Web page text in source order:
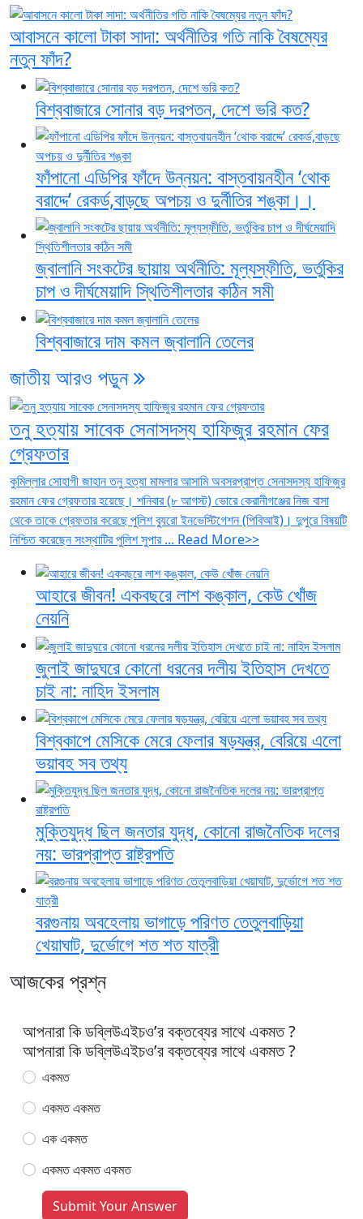
আবাসনে কালো টাকা সাদা: অর্থনীতির গতি নাকি বৈষম্যের
নতুন ফাঁদ?
বিশ্ববাজারে সোনার বড় দরপতন, দেশে ভরি কত?
ফাঁপানো এডিপির ফাঁদে উন্নয়ন: বাস্তবায়নহীন ‘থোক
বরাদ্দে’ রেকর্ড,বাড়ছে অপচয় ও দুর্নীতির শঙ্কা।।
জ্বালানি সংকটের ছায়ায় অর্থনীতি: মূল্যস্ফীতি, ভর্তুকির
চাপ ও দীর্ঘমেয়াদি স্থিতিশীলতার কঠিন সমী
বিশ্ববাজারে দাম কমল জ্বালানি তেলের
জাতীয় আরও পড়ুন
তনু হত্যায় সাবেক সেনাসদস্য হাফিজুর রহমান ফের
গ্রেফতার
কুমিল্লার সোহাগী জাহান তনু হত্যা মামলার আসামি অবসরপ্রাপ্ত সেনাসদস্য হাফিজুর
রহমান ফের গ্রেফতার হয়েছে। শনিবার (৮ আগস্ট) ভোরে কেরানীগঞ্জের নিজ বাসা
থেকে তাকে গ্রেফতার করেছে পুলিশ ব্যুরো ইনভেস্টিগেশন (পিবিআই)। দুপুরে বিষয়টি
নিশ্চিত করেছেন সংস্থাটির পুলিশ সুপার ... Read More>>
আহারে জীবন! একবছরে লাশ কঙ্কাল, কেউ খোঁজ
নেয়নি
জুলাই জাদুঘরে কোনো ধরনের দলীয় ইতিহাস দেখতে
চাই না: নাহিদ ইসলাম
বিশ্বকাপে মেসিকে মেরে ফেলার ষড়যন্ত্র, বেরিয়ে এলো
ভয়াবহ সব তথ্য
মুক্তিযুদ্ধ ছিল জনতার যুদ্ধ, কোনো রাজনৈতিক দলের
নয়: ভারপ্রাপ্ত রাষ্ট্রপতি
বরগুনায় অবহেলায় ভাগাড়ে পরিণত তেতুলবাড়িয়া
খেয়াঘাট, দুর্ভোগে শত শত যাত্রী
আজকের প্রশ্ন
আপনারা কি ডব্লিউএইচও’র বক্তব্যের সাথে একমত ?
আপনারা কি ডব্লিউএইচও’র বক্তব্যের সাথে একমত ?
একমত
একমত একমত
এক একমত
একমত একমত একমত
Submit Your Answer